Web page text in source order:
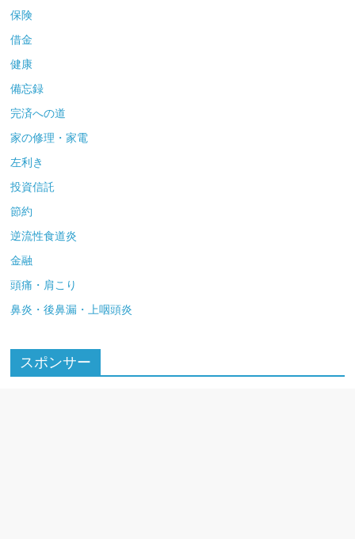
保険
借金
健康
備忘録
完済への道
家の修理・家電
左利き
投資信託
節約
逆流性食道炎
金融
頭痛・肩こり
鼻炎・後鼻漏・上咽頭炎
スポンサー